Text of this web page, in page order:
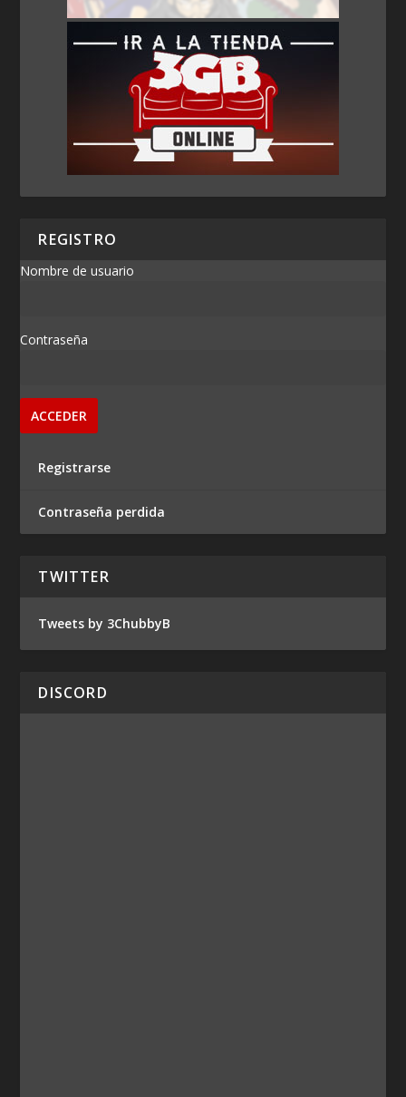
REGISTRO
Nombre de usuario
Contraseña
Registrarse
Contraseña perdida
TWITTER
Tweets by 3ChubbyB
DISCORD